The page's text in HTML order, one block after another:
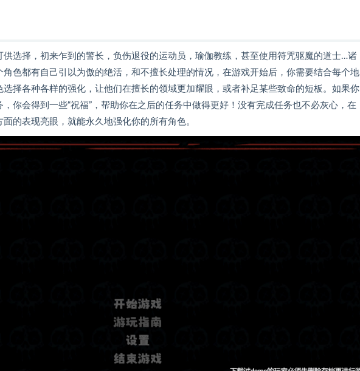
供选择，初来乍到的警长，负伤退役的运动员，瑜伽教练，甚至使用符咒驱魔的道士…诸
角色都有自己引以为傲的绝活，和不擅长处理的情况，在游戏开始后，你需要结合每个地
选择各种各样的强化，让他们在擅长的领域更加耀眼，或者补足某些致命的短板。如果你
，你会得到一些“祝福”，帮助你在之后的任务中做得更好！没有完成任务也不必灰心，在
的表现亮眼，就能永久地强化你的所有角色。